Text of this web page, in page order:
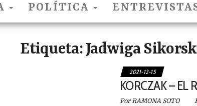
Cuco
POLÍTICA
Etiqueta:Jadwiga
2021-12-15
KORCZAK – EL
Por RAMONA SOTO